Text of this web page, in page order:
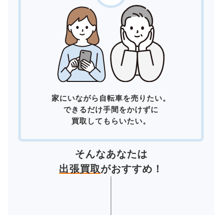
家にいながら自転車を売りたい。
できるだけ手間をかけずに
買取してもらいたい。
そんなあなたは
出張買取がおすすめ！